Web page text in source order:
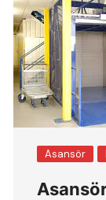
Asansör